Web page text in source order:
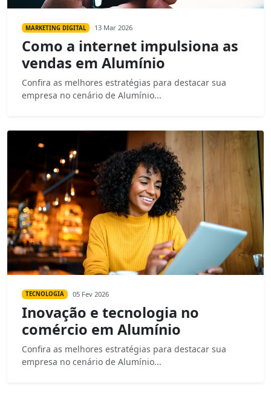
MARKETING DIGITAL 13 Mar 2026
Como a internet impulsiona as
vendas em Alumínio
Confira as melhores estratégias para destacar sua
empresa no cenário de Alumínio...
TECNOLOGIA 05 Fev 2026
Inovação e tecnologia no
comércio em Alumínio
Confira as melhores estratégias para destacar sua
empresa no cenário de Alumínio...